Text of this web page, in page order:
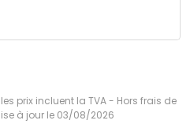
prix incluent la TVA - Hors frais de
à jour le 03/08/2026